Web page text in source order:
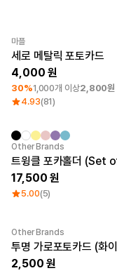
최소 주문수량 1개
마플
세로 메탈릭 포토카드
4,000
30%1,000개 이상2,800원
4.93(81)
Sale
Other Brands
트윙클 포카홀더 (Set
17,500
5.00(5)
최소 주문수량 1개
Other Brands
투명 가로포토카드 (화
2,500